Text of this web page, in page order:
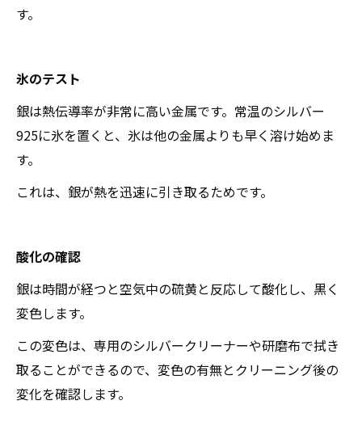
す。
氷のテスト
銀は熱伝導率が非常に高い金属です。常温のシルバー
925に氷を置くと、氷は他の金属よりも早く溶け始めま
す。
これは、銀が熱を迅速に引き取るためです。
酸化の確認
銀は時間が経つと空気中の硫黄と反応して酸化し、黒く
変色します。
この変色は、専用のシルバークリーナーや研磨布で拭き
取ることができるので、変色の有無とクリーニング後の
変化を確認します。